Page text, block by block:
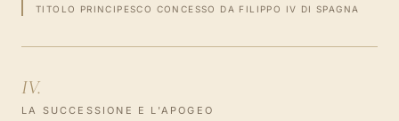
TITOLO PRINCIPESCO CONCESSO DA FILIPPO IV DI SPAGNA
IV.
LA SUCCESSIONE E L'APOGEO